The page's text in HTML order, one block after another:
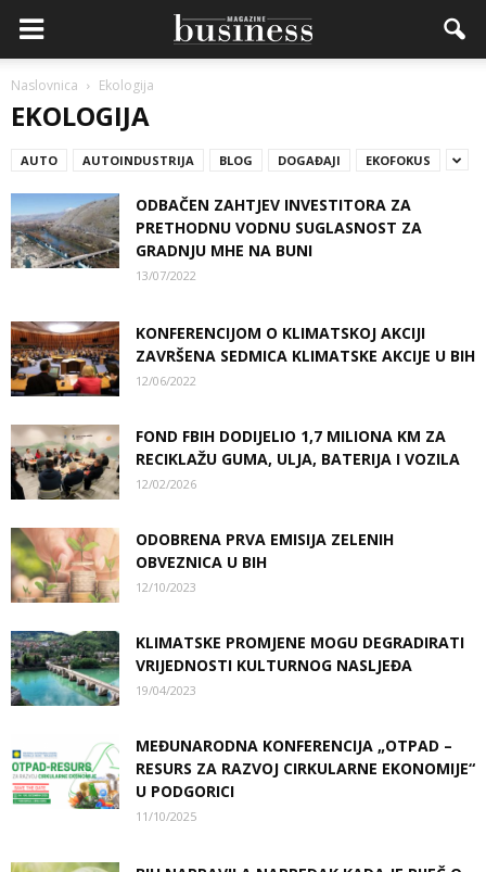
Naslovnica Ekologija
EKOLOGIJA
AUTO AUTOINDUSTRIJA BLOG DOGAĐAJI EKOFOKUS
ODBAČEN ZAHTJEV INVESTITORA ZA
PRETHODNU VODNU SUGLASNOST ZA
GRADNJU MHE NA BUNI
13/07/2022
KONFERENCIJOM O KLIMATSKOJ AKCIJI
ZAVRŠENA SEDMICA KLIMATSKE AKCIJE U BIH
12/06/2022
FOND FBIH DODIJELIO 1,7 MILIONA KM ZA
RECIKLAŽU GUMA, ULJA, BATERIJA I VOZILA
12/02/2026
ODOBRENA PRVA EMISIJA ZELENIH
OBVEZNICA U BIH
12/10/2023
KLIMATSKE PROMJENE MOGU DEGRADIRATI
VRIJEDNOSTI KULTURNOG NASLJEĐA
19/04/2023
MEĐUNARODNA KONFERENCIJA „OTPAD –
RESURS ZA RAZVOJ CIRKULARNE EKONOMIJE“
U PODGORICI
11/10/2025